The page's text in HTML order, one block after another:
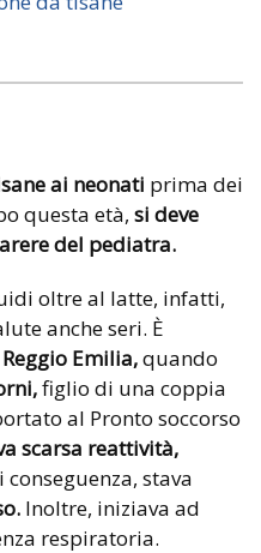
ai neonati prima dei
questa età, si deve
del pediatra.
oltre al latte, infatti,
anche seri. È
Reggio Emilia,quando
figlio di una coppia
al Pronto soccorso
scarsa reattività,
conseguenza, stava
Inoltre, iniziava ad
respiratoria.